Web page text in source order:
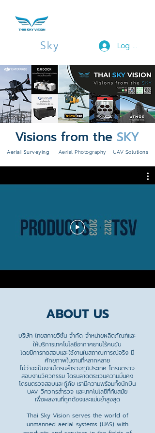
Log In
Sky
Visions from the SKY
Aerial Surveying Aerial Photography UAV Solutions
ABOUT US
บริษัท ไทยสกายวิชั่น จำกัด จำหน่ายผลิตภัณฑ์และ
ให้บริการเทคโนโลยีอากาศยานไร้คนขับ
โดยมีการทดสอบและใช้งานในสถาณการณ์จริง มี
ศักยภาพในงานที่หลากหลาย
ไม่ว่าจะเป็นงานโดรนสำรวจภูมิประเทศ โดรนตรวจ
สอบงานวิศวกรรม โดรนลาดตระเวนความมั่นคง
โดรนตรวจสอบและกู้ภัย เรามีความพร้อมทั้งนักบิน
UAV วิศวกรสำรวจ และเทคโนโลยีที่ทันสมัย
เพื่อผลงานที่ถูกต้องและแม่นยำสูงสุด
Thai Sky Vision serves the world of
unmanned aerial systems (UAS) with